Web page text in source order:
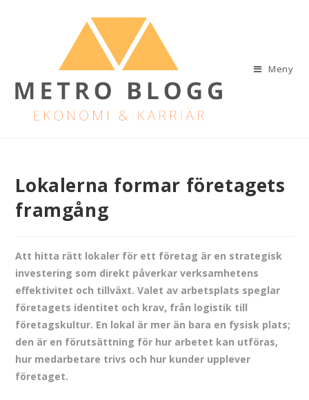
Meny
Lokalerna formar företagets
framgång
Att hitta rätt lokaler för ett företag är en strategisk
investering som direkt påverkar verksamhetens
effektivitet och tillväxt. Valet av arbetsplats speglar
företagets identitet och krav, från logistik till
företagskultur. En lokal är mer än bara en fysisk plats;
den är en förutsättning för hur arbetet kan utföras,
hur medarbetare trivs och hur kunder upplever
företaget.